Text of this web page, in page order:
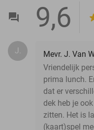
9,6
J.
Mevr. J. Van
Vriendelijk
prima lunch.
dat er
dek heb je
zitten. Het is
(kaart)spel